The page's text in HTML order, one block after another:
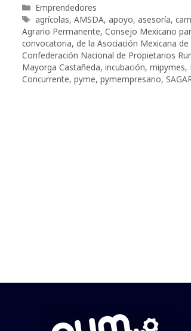
Categorías
Emprendedores
Etiquetas
agrícolas, AMSDA, apoyo, asesoría,
Agrario Permanente, Consejo Mexicano
convocatoria, de la Asociación Mexicana
Confederación Nacional de Propietarios
Mayorga Castañeda, incubación, mipymes,
Concurrente, pyme, pymempresario,